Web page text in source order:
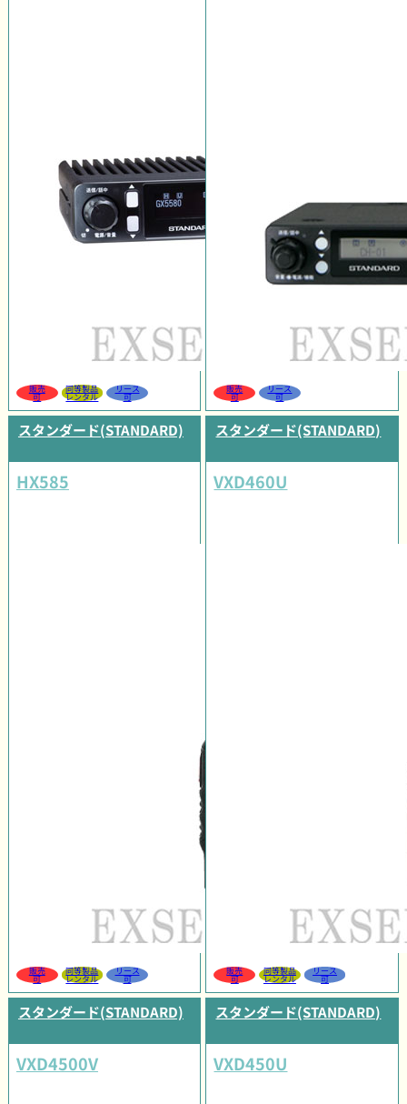
販売
可
同等製品
レンタル
リース
可
販売
可
リース
可
スタンダード(STANDARD)
HX585
販売
可
同等製品
レンタル
リース
可
スタンダード(STANDARD)
VXD460U
販売
可
同等製品
レンタル
リース
可
スタンダード(STANDARD)
VXD4500V
スタンダード(STANDARD)
VXD450U